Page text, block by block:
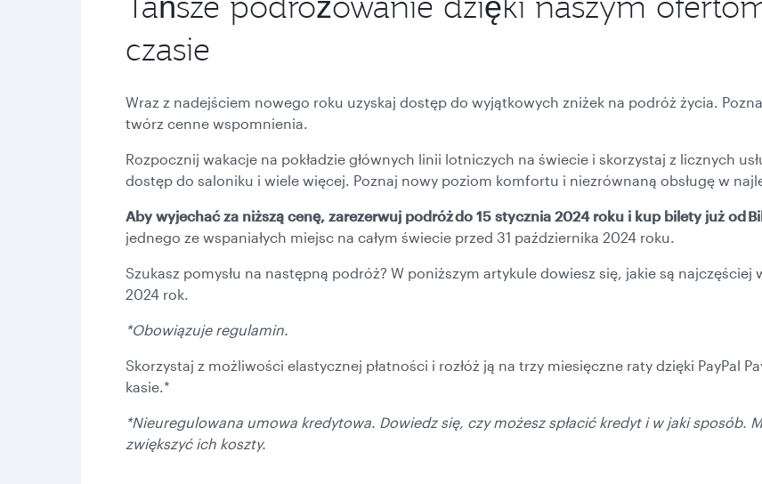
use
arrow
type
"dd
yyyy"
formate
czasie
Wraz z nadejściem nowego roku uzyskaj dostęp do wyjątkowych zniżek na podróż życia.
twórz cenne wspomnienia.
Rozpocznij wakacje na pokładzie głównych linii lotniczych na świecie i skorzystaj z licznych
dostęp do saloniku i wiele więcej. Poznaj nowy poziom komfortu i niezrównaną obsługę w
Aby wyjechać za niższą cenę, zarezerwuj podróż do 15 stycznia 2024 roku i kup bilety już od
jednego ze wspaniałych miejsc na całym świecie przed 31 października 2024 roku.
Szukasz pomysłu na następną podróż? W poniższym artykule dowiesz się, jakie są
2024 rok.
*Obowiązuje regulamin.
Skorzystaj z możliwości elastycznej płatności i rozłóż ją na trzy miesięczne raty dzięki PayPal
kasie.*
*Nieuregulowana umowa kredytowa. Dowiedz się, czy możesz spłacić kredyt i w jaki sposób.
zwiększyć ich koszty.